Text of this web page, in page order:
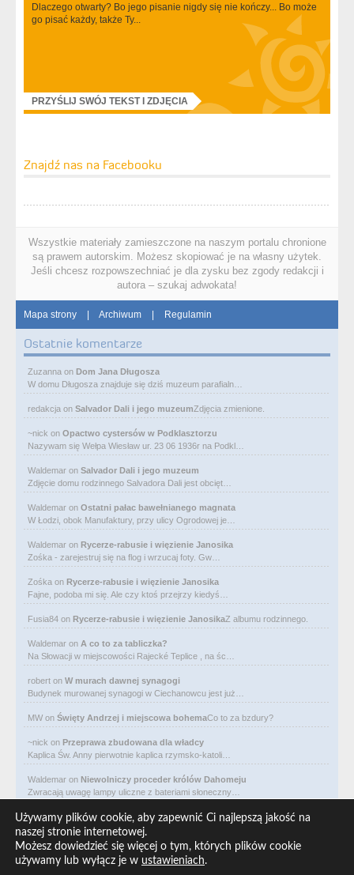
Dlaczego otwarty? Bo jego pisanie nigdy się nie kończy... Bo może
go pisać każdy, także Ty...
PRZYŚLIJ SWÓJ TEKST I ZDJĘCIA
Znajdź nas na Facebooku
Wszystkie materiały zamieszczone na naszym portalu chronione
są prawem autorskim. Możesz skopiować je na własny użytek.
Jeśli chcesz rozpowszechniać je dla zysku bez zgody redakcji i
autora – szukaj adwokata!
Mapa strony | Archiwum | Regulamin
Ostatnie komentarze
Zuzanna on Dom Jana Długosza
W domu Długosza znajduje się dziś muzeum parafialn…
redakcja on Salvador Dali i jego muzeumZdjęcia zmienione.
~nick on Opactwo cystersów w Podklasztorzu
Nazywam się Wełpa Wiesław ur. 23 06 1936r na Podkl…
Waldemar on Salvador Dali i jego muzeum
Zdjęcie domu rodzinnego Salvadora Dali jest obcięt…
Waldemar on Ostatni pałac bawełnianego magnata
W Łodzi, obok Manufaktury, przy ulicy Ogrodowej je…
Waldemar on Rycerze-rabusie i więzienie Janosika
Zośka - zarejestruj się na flog i wrzucaj foty. Gw…
Zośka on Rycerze-rabusie i więzienie Janosika
Fajne, podoba mi się. Ale czy ktoś przejrzy kiedyś…
Fusia84 on Rycerze-rabusie i więzienie JanosikaZ albumu rodzinnego.
Waldemar on A co to za tabliczka?
Na Słowacji w miejscowości Rajecké Teplice , na śc…
robert on W murach dawnej synagogi
Budynek murowanej synagogi w Ciechanowcu jest już…
MW on Święty Andrzej i miejscowa bohemaCo to za bzdury?
~nick on Przeprawa zbudowana dla władcy
Kaplica Św. Anny pierwotnie kaplica rzymsko-katoli…
Waldemar on Niewolniczy proceder królów Dahomeju
Zwracają uwagę lampy uliczne z bateriami słoneczny…
Waldemar on Adam Asnyk. Poeta z mojego miasta
CIEKAWOSTKA że pod banderą Malty pływa statek m/v…
Waldemar on
Historia na Wawelskim Wzgórzu
Michał Bogoria Skotnicki (1775–1808). Portret Mich…
Używamy plików cookie, aby zapewnić Ci najlepszą jakość na
naszej stronie internetowej.
Możesz dowiedzieć się więcej o tym, których plików cookie
używamy lub wyłącz je w ustawieniach.